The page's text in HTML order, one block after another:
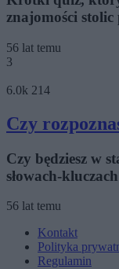
znajomości
56 lat temu
3
6.0k 214
Czy
Czy będziesz w
słowach-
56 lat temu
Kontakt
Polityka
Regulamin